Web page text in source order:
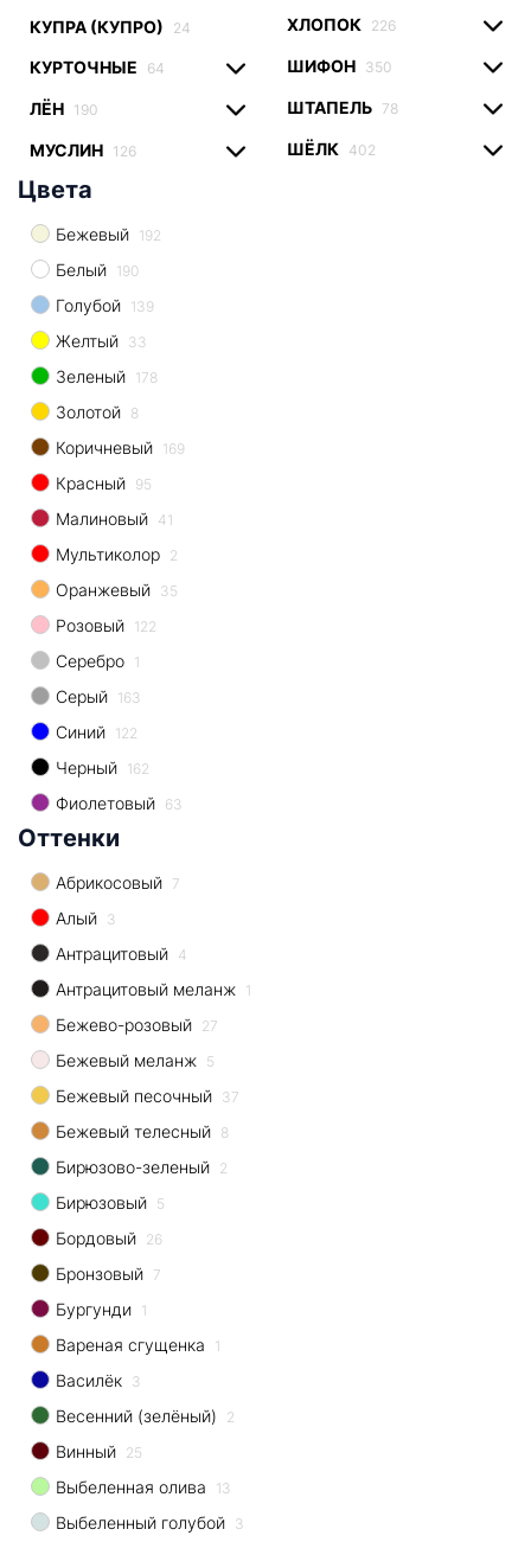
КУПРА (КУПРО) 24
КУРТОЧНЫЕ 64
ЛЁН 190
МУСЛИН 126
ХЛОПОК 226
ШИФОН 350
ШТАПЕЛЬ 78
ШЁЛК 402
Цвета
Бежевый 192
Белый 190
Голубой 139
Желтый 33
Зеленый 178
Золотой 8
Коричневый 169
Красный 95
Малиновый 41
Мультиколор 2
Оранжевый 35
Розовый 122
Серебро 1
Серый 163
Синий 122
Черный 162
Фиолетовый 63
Оттенки
Абрикосовый 7
Алый 3
Антрацитовый 4
Антрацитовый меланж 1
Бежево-розовый 27
Бежевый меланж 5
Бежевый песочный 37
Бежевый телесный 8
Бирюзово-зеленый 2
Бирюзовый 5
Бордовый 26
Бронзовый 7
Бургунди 1
Вареная сгущенка 1
Василёк 3
Весенний (зелёный) 2
Винный 25
Выбеленная олива 13
Выбеленный голубой 3